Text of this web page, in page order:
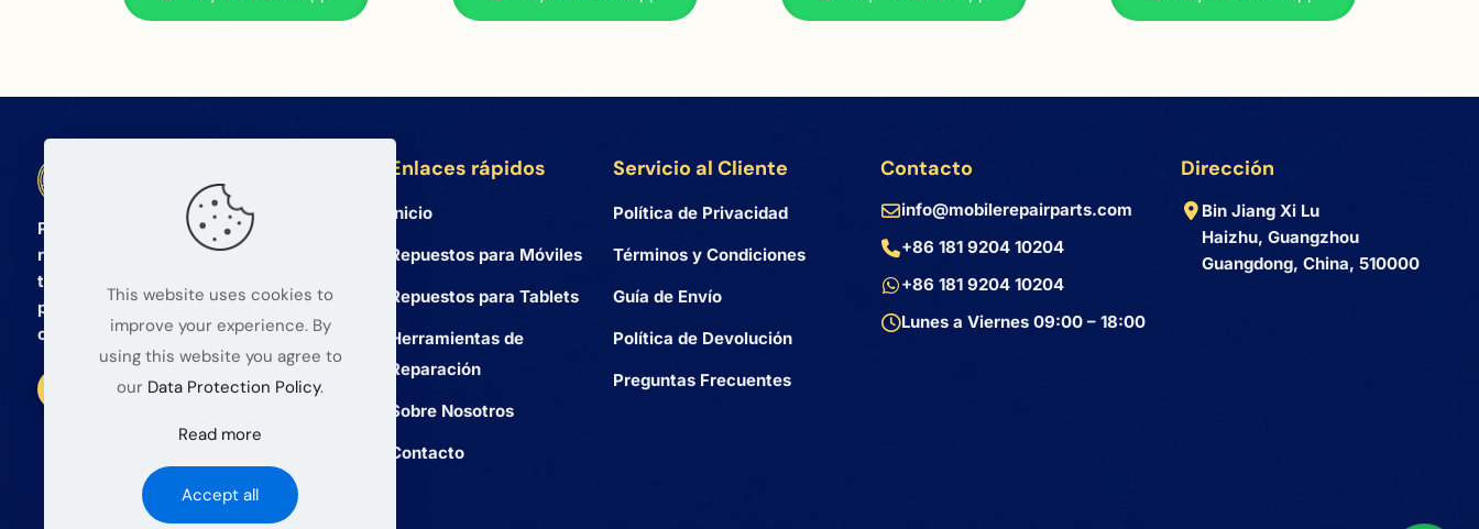
BETA Electronic Co LTD
Proveedor mayorista profesional de
repuestos para teléfonos móviles y
tabletas desde 2008. Ofrecemos
productos de alta calidad y un servicio
confiable para mayoristas globales.
Enlaces rápidos
Inicio
Repuestos para Móviles
Repuestos para Tablets
Herramientas de
Reparación
Sobre Nosotros
Contacto
Servicio al Cliente
Política de Privacidad
Términos y Condiciones
Guía de Envío
Política de Devolución
Preguntas Frecuentes
Contacto
info@mobilerepairparts.com
+86 181 9204 10204
+86 181 9204 10204
Lunes a Viernes 09:00 – 18:00
Dirección
Bin Jiang Xi Lu
Haizhu, Guangzhou
Guangdong, China, 510000
This website uses cookies to
improve your experience. By
using this website you agree to
our Data Protection Policy.
Read more
Accept all